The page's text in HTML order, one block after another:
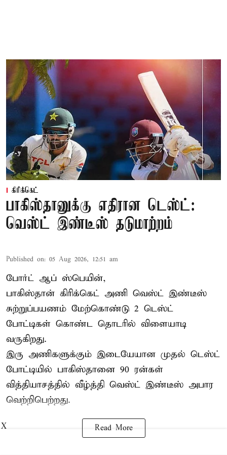
கிரிக்கெட்
பாகிஸ்தானுக்கு எதிரான டெஸ்ட்:
வெஸ்ட் இண்டீஸ் தடுமாற்றம்
Published on: 05 Aug 2026, 12:51 am
போர்ட் ஆப் ஸ்பெயின்,
பாகிஸ்தான் கிரிக்கெட் அணி வெஸ்ட் இண்டீஸ்
சுற்றுப்பயணம் மேற்கொண்டு 2 டெஸ்ட்
போட்டிகள் கொண்ட தொடரில் விளையாடி
வருகிறது.
இரு அணிகளுக்கும் இடையேயான முதல் டெஸ்ட்
போட்டியில் பாகிஸ்தானை 90 ரன்கள்
வித்தியாசத்தில் வீழ்த்தி வெஸ்ட் இண்டீஸ் அபார
வெற்றிபெற்றது.
Read More
X